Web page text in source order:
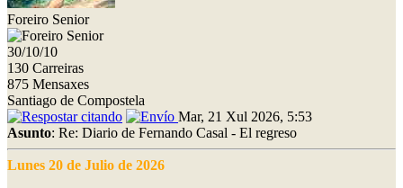
Foreiro Senior
30/10/10
130 Carreiras
875 Mensaxes
Santiago de Compostela
Mar, 21 Xul 2026, 5:53
Asunto: Re: Diario de Fernando Casal - El regreso
Lunes 20 de Julio de 2026